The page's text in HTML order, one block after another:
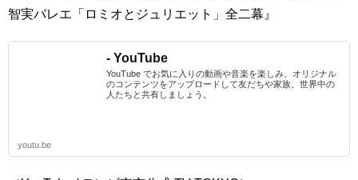
智実バレエ「ロミオとジュリエット」全二幕』
- YouTube
YouTube でお気に入りの動画や音楽を楽しみ、オリジナル
のコンテンツをアップロードして友だちや家族、世界中の
人たちと共有しましょう。
youtu.be